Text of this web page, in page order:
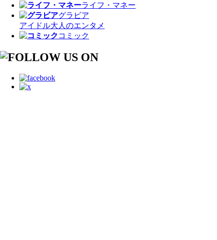
ライフ・マネー
グラビア
アイドル大人のエンタメ
コミック